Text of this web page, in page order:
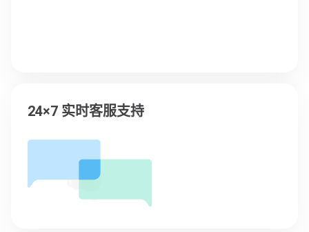
24×7 实时客服支持